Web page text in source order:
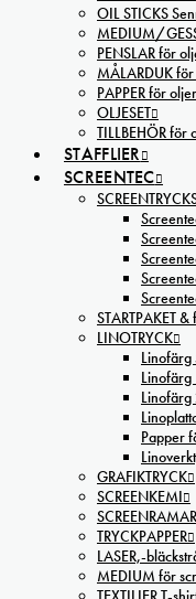
OIL STICKS
MEDIUM/
PENSLAR för
MÅLARDUK
PAPPER för
OLJESET
TILLBEHÖR för
STAFFLIER
SCREENTEC
STARTPAKET
LINOTRYCK
Papper
GRAFIKTRYCK
SCREENKEMI
TRYCKPAPPER
LASER,-
MEDIUM för